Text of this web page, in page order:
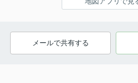
メールで共有する